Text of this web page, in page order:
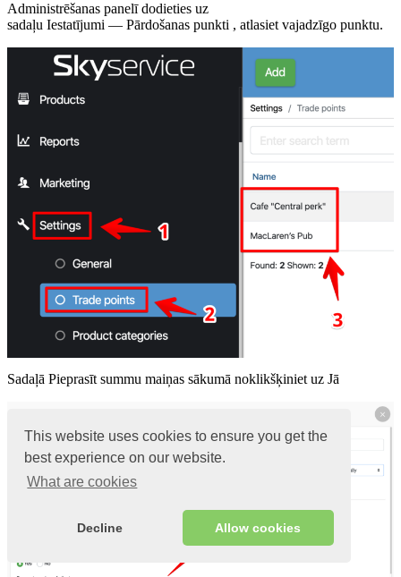
This website uses cookies to ensure you get the
best experience on our website.
What are cookies
Decline Allow cookies
Administrēšanas panelī dodieties uz
sadaļu Iestatījumi — Pārdošanas punkti , atlasiet vajadzīgo punktu.
Sadaļā Pieprasīt summu maiņas sākumā noklikšķiniet uz Jā